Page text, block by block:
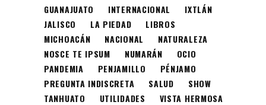
GUANAJUATO
INTERNACIONAL
IXTLÁN
JALISCO
LA PIEDAD
LIBROS
MICHOACÁN
NACIONAL
NATURALEZA
NOSCE TE IPSUM
NUMARÁN
OCIO
PANDEMIA
PENJAMILLO
PÉNJAMO
PREGUNTA INDISCRETA
SALUD
SHOW
TANHUATO
UTILIDADES
VISTA HERMOSA